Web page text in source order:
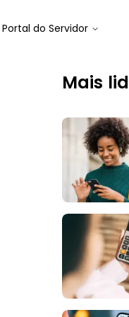
Portal do Servidor
Mais